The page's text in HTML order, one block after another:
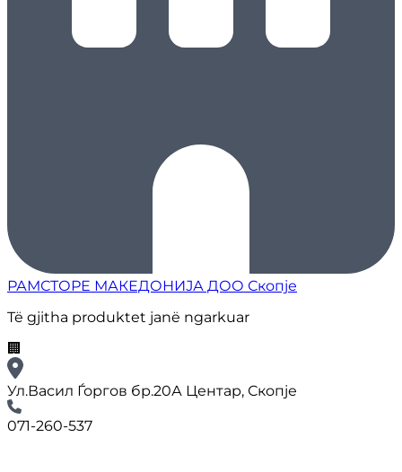
РАМСТОРЕ МАКЕДОНИЈА ДОО Скопје
Të gjitha produktet janë ngarkuar
🏢
Ул.Васил Ѓоргов бр.20А Центар, Скопје
071-260-537